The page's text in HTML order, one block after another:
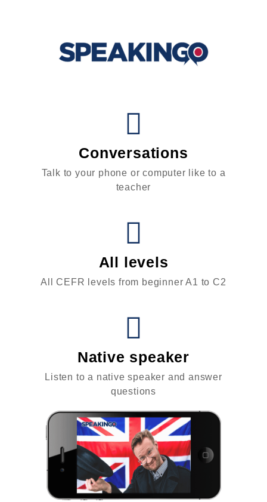
Conversations
Talk to your phone or computer like to a
teacher
All levels
All CEFR levels from beginner A1 to C2
Native speaker
Listen to a native speaker and answer
questions